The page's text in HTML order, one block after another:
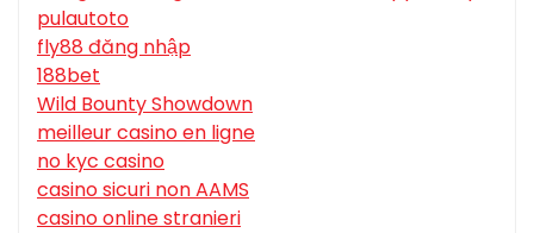
pulautoto
fly88 đăng nhập
188bet
Wild Bounty Showdown
meilleur casino en ligne
no kyc casino
casino sicuri non AAMS
casino online stranieri